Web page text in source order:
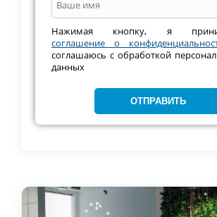
Нажимая кнопку, я
соглашение о
соглашаюсь с обработкой
данных